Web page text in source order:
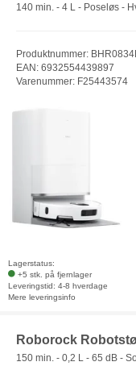
140 min. - 4 L - Poseløs -
Produktnummer:
EAN: 6932554439897
Varenummer: F25443574
Lagerstatus:
+5 stk. på fjernlager
Leveringstid: 4-8 hverdage
Mere leveringsinfo
Roborock
150 min. - 0,2 L - 65 dB -